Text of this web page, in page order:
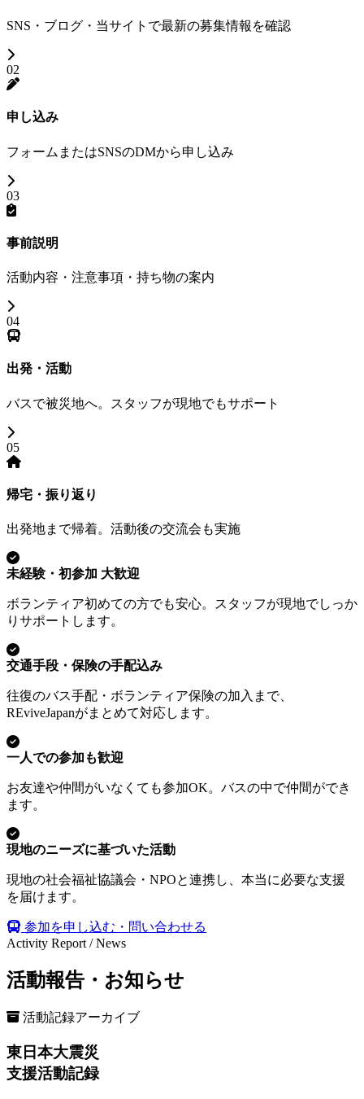
SNS・ブログ・当サイトで最新の募集情報を確認
02
申し込み
フォームまたはSNSのDMから申し込み
03
事前説明
活動内容・注意事項・持ち物の案内
04
出発・活動
バスで被災地へ。スタッフが現地でもサポート
05
帰宅・振り返り
出発地まで帰着。活動後の交流会も実施
未経験・初参加 大歓迎
ボランティア初めての方でも安心。スタッフが現地でしっか
りサポートします。
交通手段・保険の手配込み
往復のバス手配・ボランティア保険の加入まで、
REviveJapanがまとめて対応します。
一人での参加も歓迎
お友達や仲間がいなくても参加OK。バスの中で仲間ができ
ます。
現地のニーズに基づいた活動
現地の社会福祉協議会・NPOと連携し、本当に必要な支援
を届けます。
参加を申し込む・問い合わせる
Activity Report / News
活動報告・お知らせ
活動記録アーカイブ
東日本大震災
支援活動記録